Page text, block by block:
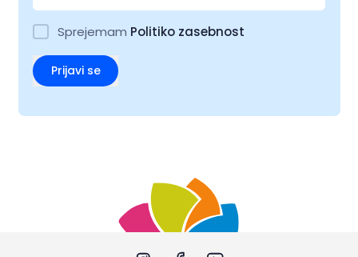
Sprejemam Politiko zasebnost
Prijavi se